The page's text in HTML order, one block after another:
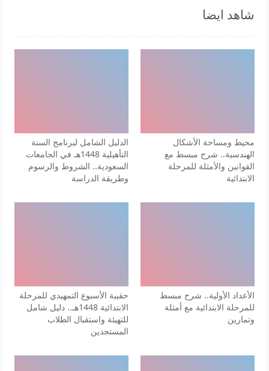
شاهد ايضا
محيط ومساحة الأشكال
الهندسية.. شرح مبسط مع
القوانين والأمثلة للمرحلة
الابتدائية
الدليل الشامل لبرنامج السنة
التأهيلية 1448هـ في الجامعات
السعودية.. الشروط والرسوم
وطريقة الدراسة
الأعداد الأولية.. شرح مبسط
للمرحلة الابتدائية مع أمثلة
وتمارين
حقيبة الأسبوع التمهيدي للمرحلة
الابتدائية 1448هـ.. دليل شامل
للتهيئة واستقبال الطلاب
المستجدين